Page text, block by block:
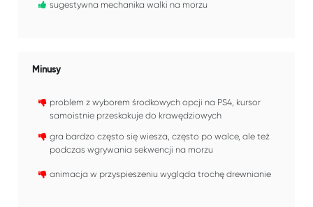
sugestywna mechanika walki na morzu
Minusy
problem z wyborem środkowych opcji na PS4, kursor
samoistnie przeskakuje do krawędziowych
gra bardzo często się wiesza, często po walce, ale też
podczas wgrywania sekwencji na morzu
animacja w przyspieszeniu wygląda trochę drewnianie